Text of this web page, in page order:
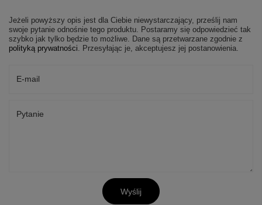
Jeżeli powyższy opis jest dla Ciebie niewystarczający, prześlij nam
swoje pytanie odnośnie tego produktu. Postaramy się odpowiedzieć tak
szybko jak tylko będzie to możliwe. Dane są przetwarzane zgodnie z
polityką prywatności. Przesyłając je, akceptujesz jej postanowienia.
E-mail
Pytanie
Wyślij